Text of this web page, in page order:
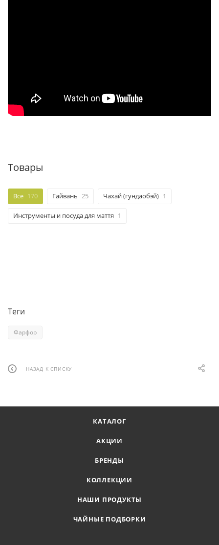
Товары
Все 170 Гайвань 25 Чахай (гундаобэй) 1
Инструменты и посуда для маття 1
Теги
Фарфор
НАЗАД К СПИСКУ
КАТАЛОГ
АКЦИИ
БРЕНДЫ
КОЛЛЕКЦИИ
НАШИ ПРОДУКТЫ
ЧАЙНЫЕ ПОДБОРКИ